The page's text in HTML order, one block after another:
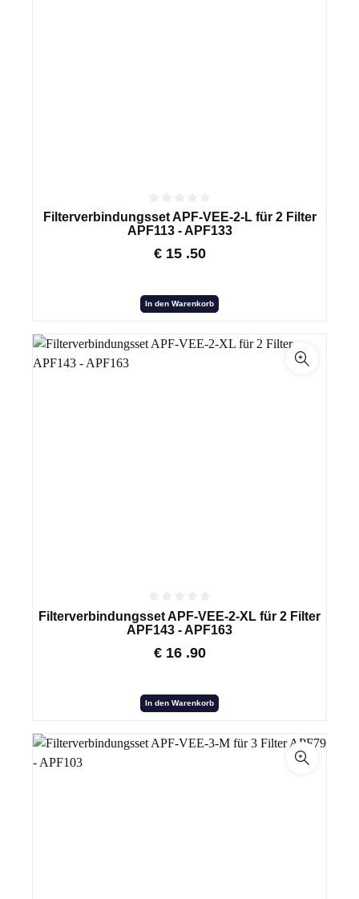
Filterverbindungsset APF-VEE-2-L für 2 Filter
APF113 - APF133
€ 15 .50
In den Warenkorb
Filterverbindungsset APF-VEE-2-XL für 2 Filter
APF143 - APF163
€ 16 .90
In den Warenkorb